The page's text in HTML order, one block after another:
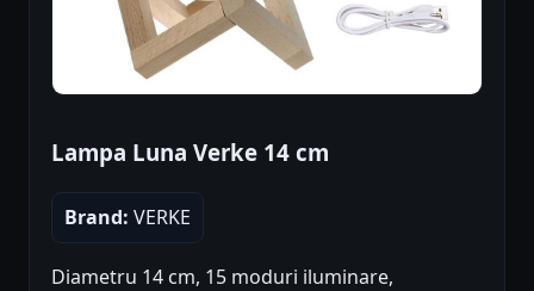
Lampa Luna Verke 14 cm
Brand: VERKE
Diametru 14 cm, 15 moduri iluminare,